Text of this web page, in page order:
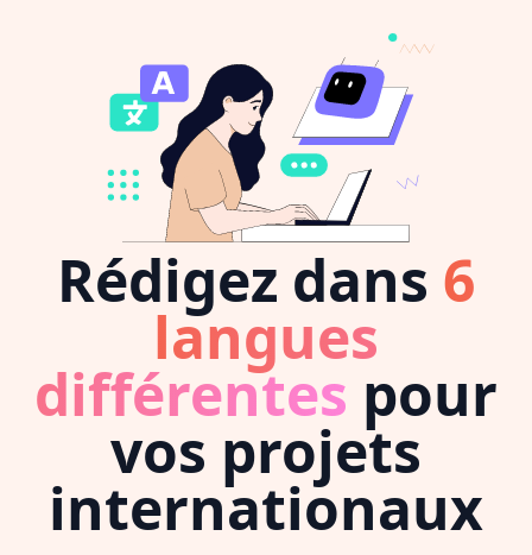
Rédigez dans 6
langues
différentes pour
vos projets
internationaux